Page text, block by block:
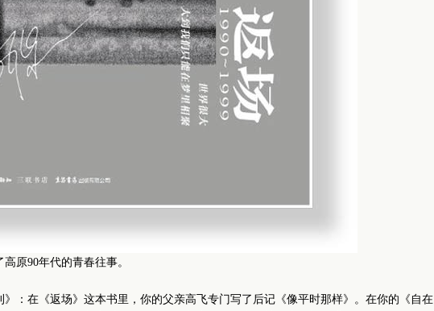
高原90年代的青春往事。
在《返场》这本书里，你的父亲高飞专门写了后记《像平时那样》。在你的《自在